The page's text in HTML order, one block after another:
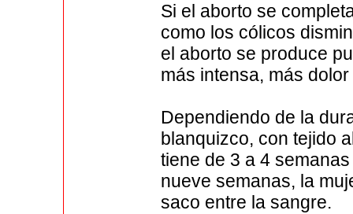
Si el aborto se
como los cólicos
el aborto se produce
más intensa, más
Dependiendo de la
blanquizco, con tejido
tiene de 3 a 4
nueve semanas, la
saco entre la sangre.